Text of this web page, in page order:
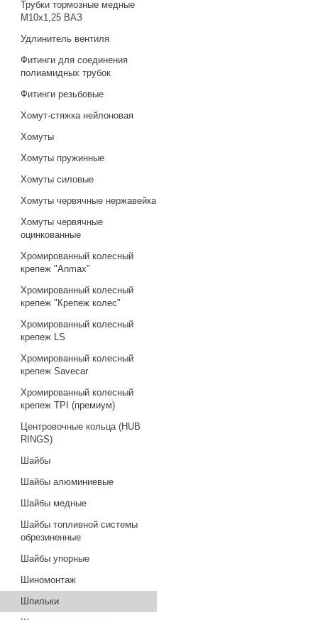
Трубки тормозные медные
М10х1,25 ВАЗ
Удлинитель вентиля
Фитинги для соединения
полиамидных трубок
Фитинги резьбовые
Хомут-стяжка нейлоновая
Хомуты
Хомуты пружинные
Хомуты силовые
Хомуты червячные нержавейка
Хомуты червячные
оцинкованные
Хромированный колесный
крепеж "Anmax"
Хромированный колесный
крепеж "Крепеж колес"
Хромированный колесный
крепеж LS
Хромированный колесный
крепеж Savecar
Хромированный колесный
крепеж TPI (премиум)
Центровочные кольца (HUB
RINGS)
Шайбы
Шайбы алюминиевые
Шайбы медные
Шайбы топливной системы
обрезиненные
Шайбы упорные
Шиномонтаж
Шпильки